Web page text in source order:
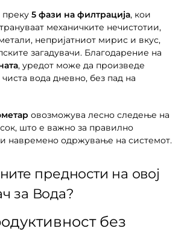
преку 5 фази на филтрација, кои
механичките нечистотии,
непријатниот мирис и вкус,
загадувачи. Благодарение на
, уредот може да произведе
вода дневно, без пад на
овозможува лесно следење на
што е важно за правилно
навремено одржување на системот.
предности на овој
за Вода?
без